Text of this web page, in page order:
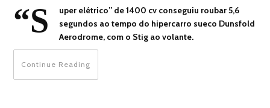
“S
uper elétrico” de 1400 cv conseguiu roubar 5,6
segundos ao tempo do hipercarro sueco Dunsfold
Aerodrome, com o Stig ao volante.
Continue Reading